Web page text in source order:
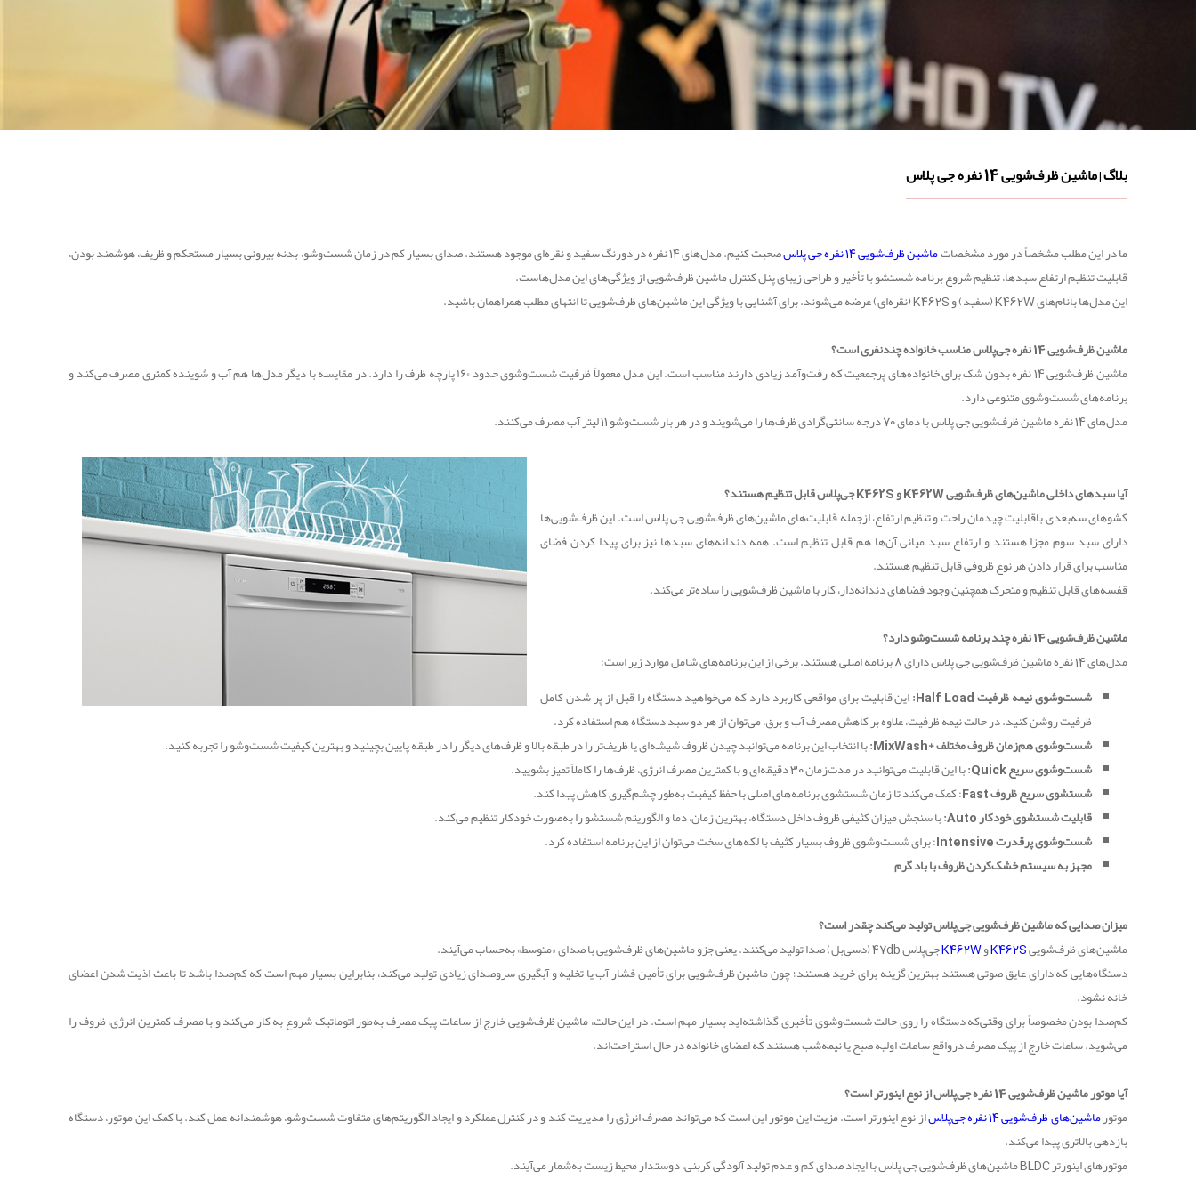
بلاگ|ماشین ظرف‌شویی 14 نفره جی پلاس
ما در این مطلب مشخصاً در مورد مشخصاتماشین ظرف‌شویی 14 نفره جی پلاس
صحبت کنیم. مدل‌های 14 نفره در دورنگ سفید و نقره‌ای موجود هستند. صدای بسیار کم در زمان شست‌وشو، بدنه بیرونی بسیار مستحکم و ظریف، هوشمند بودن،
قابلیت تنظیم ارتفاع سبدها، تنظیم شروع برنامه شستشو با تأخیر و طراحی زیبای پنل کنترل ماشین ظرف‌شویی از ویژگی‌های این مدل‌هاست.
این مدل‌ها بانام‌هایK462W(سفید) وK462S(نقره‌ای) عرضه می‌شوند. برای آشنایی با ویژگی این ماشین‌های ظرف‌شویی تا انتهای مطلب همراهمان باشید.
ماشین ظرف‌شویی 14 نفره جی‌پلاس مناسب خانواده چندنفری است؟
ماشین ظرف‌شویی 14 نفره بدون شک برای خانواده‌های پرجمعیت که رفت‌وآمد زیادی دارند مناسب است. این مدل معمولاً ظرفیت شست‌وشوی حدود ۱۶۰ پارچه ظرف را دارد. در مقایسه با دیگر مدل‌ها هم آب و شوینده کمتری مصرف می‌کند و
برنامه‌های شست‌وشوی متنوعی دارد.
مدل‌های 14 نفره ماشین ظرف‌شویی جی پلاس با دمای 70 درجه سانتی‌گرادی ظرف‌ها را می‌شویند و در هر بار شست‌وشو 11 لیتر آب مصرف می‌کنند.
آیا سبدهای داخلی ماشین‌های ظرف‌شوییK462WوK462Sجی‌پلاس قابل تنظیم هستند؟
کشوهای سه‌بعدی باقابلیت چیدمان راحت و تنظیم ارتفاع، ازجمله قابلیت‌های ماشین‌های ظرف‌شویی جی پلاس است. این ظرف‌شویی‌ها
دارای سبد سوم مجزا هستند و ارتفاع سبد میانی آن‌ها هم قابل تنظیم است. همه دندانه‌های سبدها نیز برای پیدا کردن فضای
مناسب برای قرار دادن هر نوع ظروفی قابل تنظیم هستند.
قفسه‌های قابل تنظیم و متحرک همچنین وجود فضاهای دندانه‌دار، کار با ماشین ظرف‌شویی را ساده‌تر می‌کند.
ماشین ظرف‌شویی 14 نفره چند برنامه شست‌وشو دارد؟
مدل‌های 14 نفره ماشین ظرف‌شویی جی پلاس دارای
8برنامه اصلی هستند. برخی از این برنامه‌های شامل موارد زیر است:
شست‌وشوی نیمه ظرفیتHalf Load
:این قابلیت برای مواقعی کاربرد دارد که می‌خواهید دستگاه را قبل از پر شدن کامل
ظرفیت روشن کنید. در حالت نیمه ظرفیت، علاوه بر کاهش مصرف آب و برق، می‌توان از هر دو سبد دستگاه هم استفاده کرد.
شست‌وشوی هم‌زمان ظروف مختلف +MixWash
:با انتخاب این برنامه می‌توانید چیدن ظروف شیشه‌ای یا ظریف‌تر را در طبقه بالا و ظرف‌های دیگر را در طبقه پایین بچینید و بهترین کیفیت شست‌وشو را تجربه کنید.
شست‌وشوی سریعQuick
:با این قابلیت می‌توانید در مدت‌زمان 30 دقیقه‌ای و با کمترین مصرف انرژی، ظرف‌ها را کاملاً تمیز بشویید.
شستشوی سریع ظروفFast: کمک می‌کند تا زمان شستشوی برنامه‌های اصلی با حفظ کیفیت به‌طور چشم‌گیری کاهش پیدا کند.
قابلیت شستشوی خودکارAuto
:با سنجش میزان کثیفی ظروف داخل دستگاه، بهترین زمان، دما و الگوریتم شستشو را به‌صورت خودکار تنظیم می‌کند.
شست‌وشوی پرقدرتIntensive: برای شست‌وشوی ظروف بسیار کثیف با لکه‌های سخت می‌توان از این برنامه استفاده کرد.
مجهز به سیستم خشک‌کردن ظروف با باد گرم
میزان صدایی که ماشین ظرف‌شویی جی‌پلاس تولید می‌کند چقدر است؟
ماشین‌های ظرف‌شوییK462SوK462Wجی‌پلاس47db(دسی‌بل) صدا تولید می‌کنند. یعنی جزو ماشین‌های ظرف‌شویی با صدای «متوسط» به‌حساب می‌آیند.
دستگاه‌هایی که دارای عایق صوتی هستند بهترین گزینه برای خرید هستند؛ چون ماشین ظرف‌شویی برای تأمین فشار آب یا تخلیه و آبگیری سروصدای زیادی تولید می‌کند، بنابراین بسیار مهم است که کم‌صدا باشد تا باعث اذیت شدن اعضای
خانه نشود.
کم‌صدا بودن مخصوصاً برای وقتی‌که دستگاه را روی حالت شست‌وشوی تأخیری گذاشته‌اید بسیار مهم است. در این حالت، ماشین ظرف‌شویی خارج از ساعات پیک مصرف به‌طور اتوماتیک شروع به کار می‌کند و با مصرف کمترین انرژی، ظروف را
می‌شوید. ساعات خارج از پیک مصرف درواقع ساعات اولیه صبح یا نیمه‌شب هستند که اعضای خانواده در حال استراحت‌اند.
آیا موتور ماشین ظرف‌شویی 14 نفره جی‌پلاس از نوع اینورتر است؟
موتورماشین‌های ظرف‌شویی 14 نفره جی‌پلاس
از نوع اینورتر است. مزیت این موتور این است که می‌تواند مصرف انرژی را مدیریت کند و در کنترل عملکرد و ایجاد الگوریتم‌های متفاوت شست‌وشو، هوشمندانه عمل کند. با کمک این موتور، دستگاه
بازدهی بالاتری پیدا می‌کند.
موتورهای اینورترBLDCماشین‌های ظرف‌شویی جی پلاس با ایجاد صدای کم و عدم تولید آلودگی کربنی، دوستدار محیط‌ زیست به‌شمار می‌آیند.